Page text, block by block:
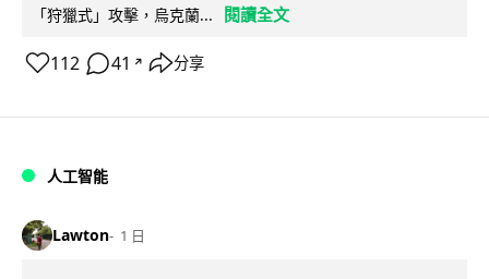
「狩獵式」攻擊，烏克蘭...
閱讀全文
112 41 ↗ 分享
人工智能
Lawton 1 日